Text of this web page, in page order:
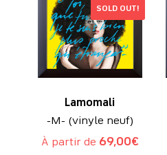
SOLD OUT!
Lamomali
-M- (vinyle neuf)
À partir de 69,00€